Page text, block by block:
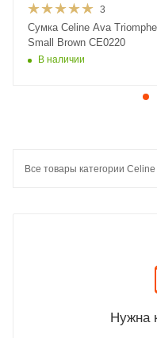
3
Сумка Celine Ava Triomphe
Small Brown CE0220
В наличии
Все товары категории Celine
Нужна